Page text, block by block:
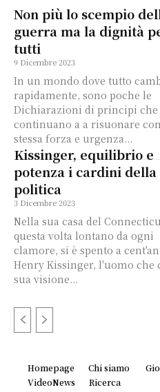
Non più lo scempio
guerra ma la dignità
tutti
9 Dicembre 2023
In un mondo dove tutto
rapidamente, sono poche le
Dichiarazioni di principi che
continuano a a risuonare
stessa forza e urgenza...
Kissinger, equilibrio e
potenza i cardini della
politica
3 Dicembre 2023
Nella sua casa del
questa volta lontano da ogni
clamore, si è spento a
Henry Kissinger, l'uomo che
sua visione...
Homepage Chi siamo
VideoNews
Ricerca